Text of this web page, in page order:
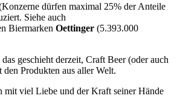
dürfen maximal 25% der Anteile
Siehe auch
Biermarken Oettinger (5.393.000
geschieht derzeit, Craft Beer (oder auch
Produkten aus aller Welt.
mit viel Liebe und der Kraft seiner Hände